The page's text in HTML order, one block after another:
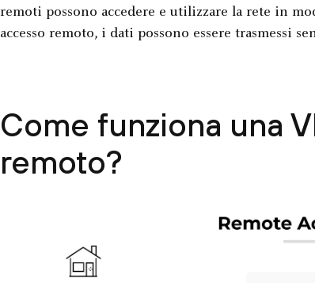
remoti possono accedere e utilizzare la rete in
accesso remoto, i dati possono essere trasmessi
Come funziona una
remoto?